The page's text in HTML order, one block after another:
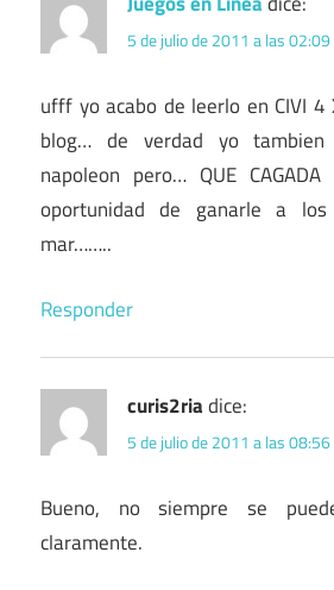
5 de julio de 2011 a las 02:09
ufff yo acabo de leerlo en CIVI 4
blog… de verdad yo
napoleon pero… QUE
oportunidad de ganarle a
mar……..
Responder
curis2riadice:
5 de julio de 2011 a las 08:56
Bueno, no siempre se
claramente.